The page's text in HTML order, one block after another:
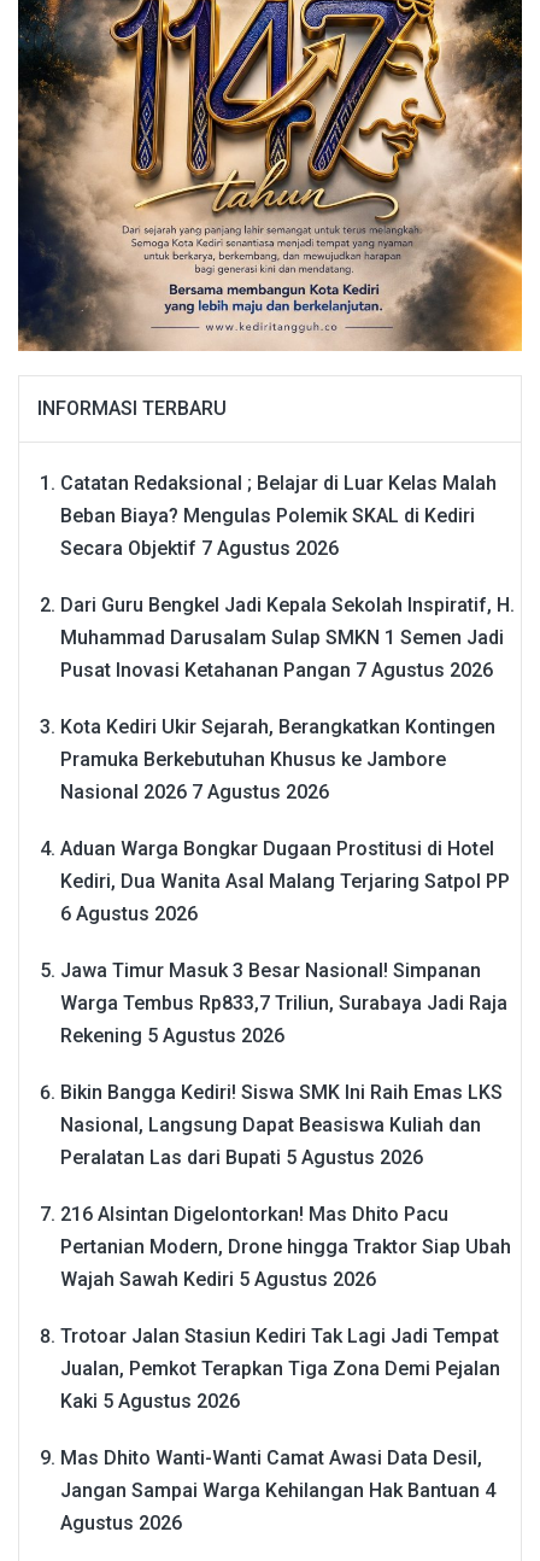
INFORMASI TERBARU
Catatan Redaksional ; Belajar di Luar Kelas Malah
Beban Biaya? Mengulas Polemik SKAL di Kediri
Secara Objektif 7 Agustus 2026
Dari Guru Bengkel Jadi Kepala Sekolah Inspiratif, H.
Muhammad Darusalam Sulap SMKN 1 Semen Jadi
Pusat Inovasi Ketahanan Pangan 7 Agustus 2026
Kota Kediri Ukir Sejarah, Berangkatkan Kontingen
Pramuka Berkebutuhan Khusus ke Jambore
Nasional 2026 7 Agustus 2026
Aduan Warga Bongkar Dugaan Prostitusi di Hotel
Kediri, Dua Wanita Asal Malang Terjaring Satpol PP
6 Agustus 2026
Jawa Timur Masuk 3 Besar Nasional! Simpanan
Warga Tembus Rp833,7 Triliun, Surabaya Jadi Raja
Rekening 5 Agustus 2026
Bikin Bangga Kediri! Siswa SMK Ini Raih Emas LKS
Nasional, Langsung Dapat Beasiswa Kuliah dan
Peralatan Las dari Bupati 5 Agustus 2026
216 Alsintan Digelontorkan! Mas Dhito Pacu
Pertanian Modern, Drone hingga Traktor Siap Ubah
Wajah Sawah Kediri 5 Agustus 2026
Trotoar Jalan Stasiun Kediri Tak Lagi Jadi Tempat
Jualan, Pemkot Terapkan Tiga Zona Demi Pejalan
Kaki 5 Agustus 2026
Mas Dhito Wanti-Wanti Camat Awasi Data Desil,
Jangan Sampai Warga Kehilangan Hak Bantuan 4
Agustus 2026